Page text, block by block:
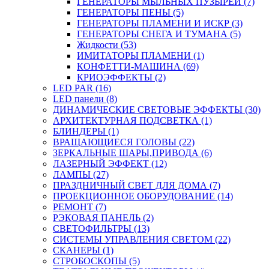
ГЕНЕРАТОРЫ ПЕНЫ (5)
ГЕНЕРАТОРЫ ПЛАМЕНИ И ИСКР (3)
ГЕНЕРАТОРЫ СНЕГА И ТУМАНА (5)
Жидкости (53)
ИМИТАТОРЫ ПЛАМЕНИ (1)
КОНФЕТТИ-МАШИНА (69)
КРИОЭФФЕКТЫ (2)
LED PAR (16)
LED панели (8)
ДИНАМИЧЕСКИЕ СВЕТОВЫЕ ЭФФЕКТЫ (30)
АРХИТЕКТУРНАЯ ПОДСВЕТКА (1)
БЛИНДЕРЫ (1)
ВРАЩАЮЩИЕСЯ ГОЛОВЫ (22)
ЗЕРКАЛЬНЫЕ ШАРЫ,ПРИВОДА (6)
ЛАЗЕРНЫЙ ЭФФЕКТ (12)
ЛАМПЫ (27)
ПРАЗДНИЧНЫЙ СВЕТ ДЛЯ ДОМА (7)
ПРОЕКЦИОННОЕ ОБОРУДОВАНИЕ (14)
РЕМОНТ (7)
РЭКОВАЯ ПАНЕЛЬ (2)
СВЕТОФИЛЬТРЫ (13)
СИСТЕМЫ УПРАВЛЕНИЯ СВЕТОМ (22)
СКАНЕРЫ (1)
СТРОБОСКОПЫ (5)